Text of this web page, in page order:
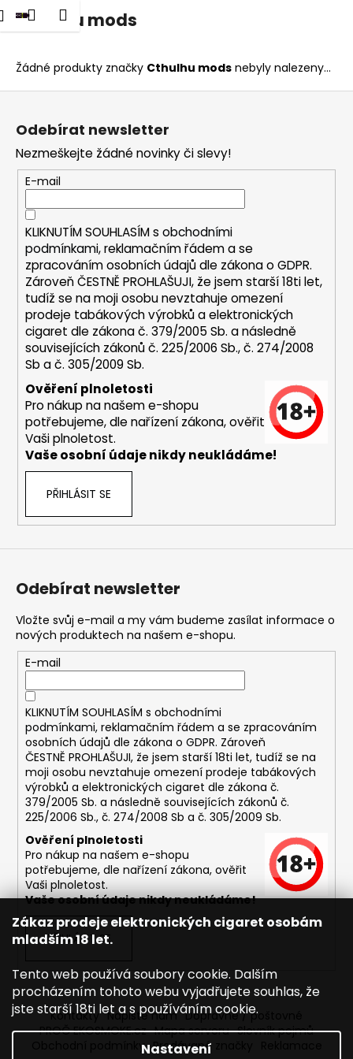
Zákaz prodeje elektronických cigaret osobám
mladším 18 let.
Tento web používá soubory cookie. Dalším
procházením tohoto webu vyjadřujete souhlas, že
jste starší 18ti let a s používáním cookie.
Nastavení
Přejít
na
Přihlášení
Nákupní
Menu
Cthulhu mods
Žádné produkty značky Cthulhu mods nebyly nalezeny...
K
o
k C
p
o
t
e
b
u
e
e
n
a
?
o
p
o
u
u
m
ASPIRE
BVC
ŽHAVÍCÍ
HLAVA
1,8OHM
43
Kč
Odebírat newsletter
Nezmeškejte žádné novinky či slevy!
E-mail
KLIKNUTÍM SOUHLASÍM s obchodními
podmínkami,reklamačním řádem a se
zpracováním osobních údajů dle zákona oGDPR.
Zároveň ČESTNĚ PROHLAŠUJI, že jsem starší 18ti let,
tudíž se na moji osobu nevztahuje omezení
prodeje tabákových výrobků a elektronických
cigaret dle zákona č. 379/2005 Sb. a následně
souvisejících zákonů č. 225/2006 Sb., č. 274/2008
Sb a č. 305/2009 Sb.
Ověření plnoletosti
Pro nákup na našem e-shopu
potřebujeme, dle nařízení zákona, ověřit
Vaši plnoletost.
Vaše osobní údaje nikdy neukládáme!
PŘIHLÁSIT SE
Odebírat newsletter
Vložte svůj e-mail a my vám budeme zasílat informace o
nových produktech na našem e-shopu.
E-mail
KLIKNUTÍM SOUHLASÍM s obchodními
podmínkami, reklamačním řádem a se zpracováním
osobních údajů dle zákona o GDPR. Zároveň
ČESTNĚ PROHLAŠUJI, že jsem starší 18ti let, tudíž se na
moji osobu nevztahuje omezení prodeje tabákových
výrobků a elektronických cigaret dle zákona č.
379/2005 Sb. a následně souvisejících zákonů č.
225/2006 Sb., č. 274/2008 Sb a č. 305/2009 Sb.
Ověření plnoletosti
Pro nákup na našem e-shopu
potřebujeme, dle nařízení zákona, ověřit
Vaši plnoletost.
Vaše osobní údaje nikdy neukládáme!
PŘIHLÁSIT SE
Kontakty Napište nám Dopravné / poštovné
PROČ EKOSMOKE.cz Mapa serveru Slovník pojmů
Obchodní podmínky Prodávané značky